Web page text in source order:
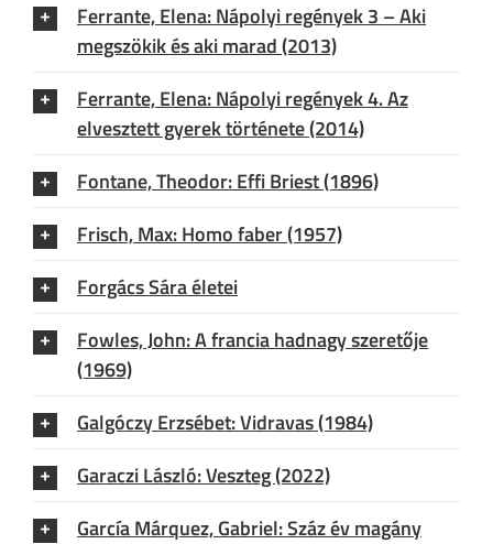
Ferrante, Elena: Nápolyi regények 3 – Aki
megszökik és aki marad (2013)
Ferrante, Elena: Nápolyi regények 4. Az
elvesztett gyerek története (2014)
Fontane, Theodor: Effi Briest (1896)
Frisch, Max: Homo faber (1957)
Forgács Sára életei
Fowles, John: A francia hadnagy szeretője
(1969)
Galgóczy Erzsébet: Vidravas (1984)
Garaczi László: Veszteg (2022)
García Márquez, Gabriel: Száz év magány